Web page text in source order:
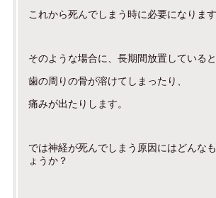
これから死んでしまう時に必要になります
そのような場合に、長期間放置していると
歯の周りの骨が溶けてしまったり、
痛みが出たりします。
では神経が死んでしまう原因にはどんな
ょうか？